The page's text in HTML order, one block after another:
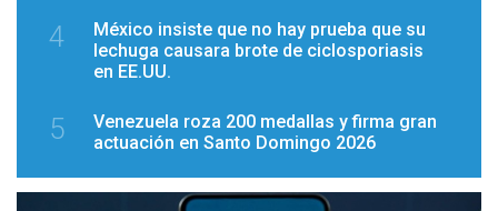
4
México insiste que no hay prueba que su
lechuga causara brote de ciclosporiasis
en EE.UU.
5
Venezuela roza 200 medallas y firma gran
actuación en Santo Domingo 2026